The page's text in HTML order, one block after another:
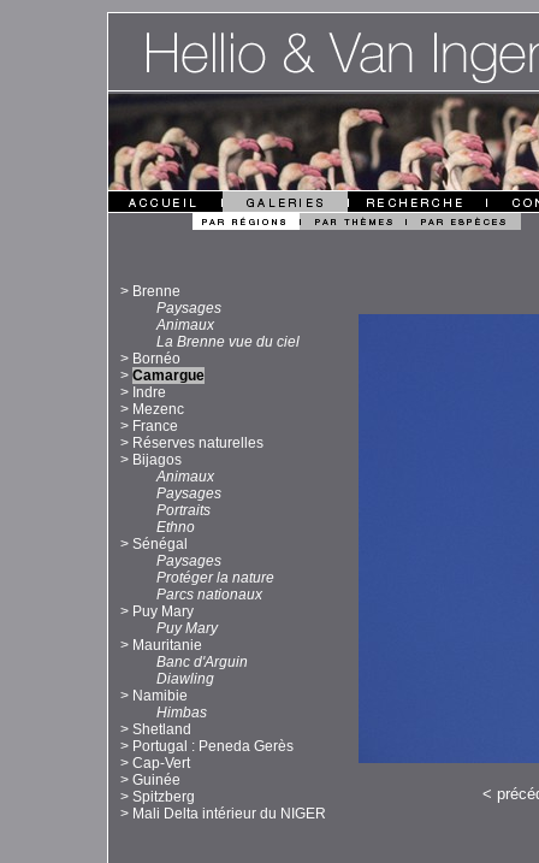
> Brenne
Paysages
Animaux
La Brenne vue du ciel
> Bornéo
> Camargue
> Indre
> Mezenc
> France
> Réserves naturelles
> Bijagos
Animaux
Paysages
Portraits
Ethno
> Sénégal
Paysages
Protéger la nature
Parcs nationaux
> Puy Mary
Puy Mary
> Mauritanie
Banc d'Arguin
Diawling
> Namibie
Himbas
> Shetland
> Portugal : Peneda Gerès
> Cap-Vert
> Guinée
> Spitzberg
> Mali Delta intérieur du NIGER
<